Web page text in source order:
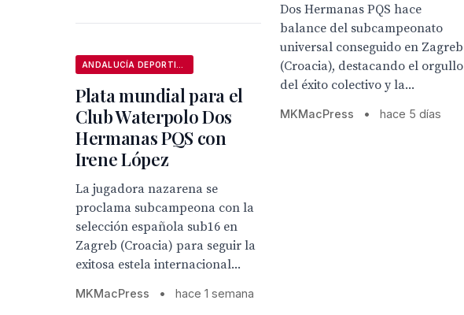
Dos Hermanas PQS hace
balance del subcampeonato
universal conseguido en Zagreb
(Croacia), destacando el orgullo
del éxito colectivo y la...
MKMacPress • hace 5 días
Plata mundial para el
Club Waterpolo Dos
Hermanas PQS con
Irene López
La jugadora nazarena se
proclama subcampeona con la
selección española sub16 en
Zagreb (Croacia) para seguir la
exitosa estela internacional...
MKMacPress • hace 1 semana